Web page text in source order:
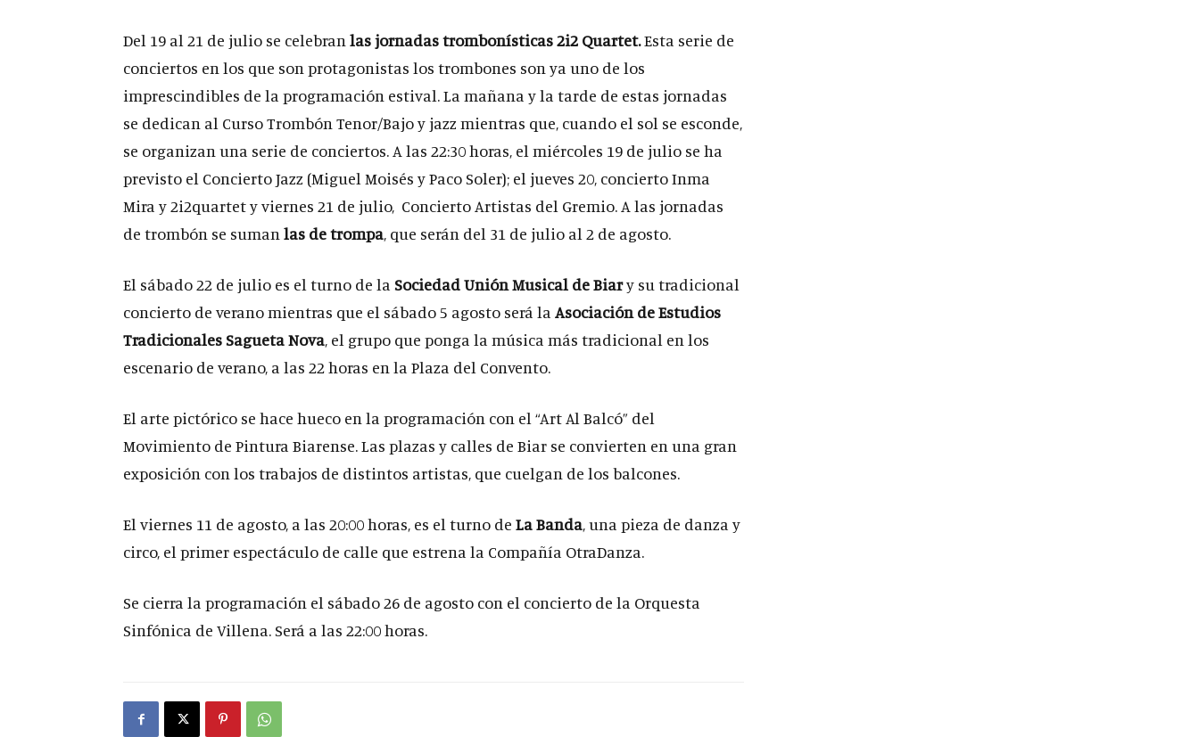
Del 19 al 21 de julio se celebran las jornadas trombonísticas 2i2 Quartet.Esta serie de
conciertos en los que son protagonistas los trombones son ya uno de los
imprescindibles de la programación estival. La mañana y la tarde de estas jornadas
se dedican al Curso Trombón Tenor/Bajo y jazz mientras que, cuando el sol se esconde,
se organizan una serie de conciertos. A las 22:30 horas, el miércoles 19 de julio se ha
previsto el Concierto Jazz (Miguel Moisés y Paco Soler); el jueves 20, concierto Inma
Mira y 2i2quartet y viernes 21 de julio, Concierto Artistas del Gremio. A las jornadas
de trombón se suman las de trompa, que serán del 31 de julio al 2 de agosto.
El sábado 22 de julio es el turno de la Sociedad Unión Musical de Biary su tradicional
concierto de verano mientras que el sábado 5 agosto será la Asociación de Estudios
Tradicionales Sagueta Nova, el grupo que ponga la música más tradicional en los
escenario de verano, a las 22 horas en la Plaza del Convento.
El arte pictórico se hace hueco en la programación con el “Art Al Balcó” del
Movimiento de Pintura Biarense. Las plazas y calles de Biar se convierten en una gran
exposición con los trabajos de distintos artistas, que cuelgan de los balcones.
El viernes 11 de agosto, a las 20:00 horas, es el turno de La Banda, una pieza de danza y
circo, el primer espectáculo de calle que estrena la Compañía OtraDanza.
Se cierra la programación el sábado 26 de agosto con el concierto de la Orquesta
Sinfónica de Villena. Será a las 22:00 horas.